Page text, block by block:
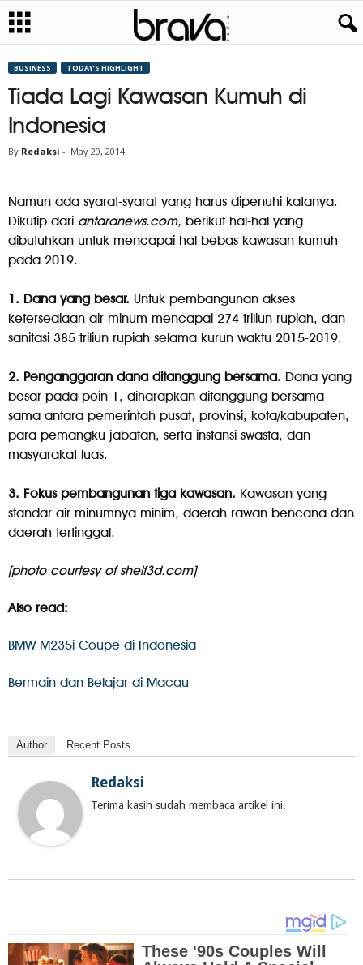
BUSINESS TODAY’S HIGHLIGHT
Tiada Lagi Kawasan Kumuh di
Indonesia
By Redaksi - May 20, 2014
Namun ada syarat-syarat yang harus dipenuhi katanya.
Dikutip dari antaranews.com, berikut hal-hal yang
dibutuhkan untuk mencapai hal bebas kawasan kumuh
pada 2019.
1. Dana yang besar. Untuk pembangunan akses
ketersediaan air minum mencapai 274 triliun rupiah, dan
sanitasi 385 triliun rupiah selama kurun waktu 2015-2019.
2. Penganggaran dana ditanggung bersama. Dana yang
besar pada poin 1, diharapkan ditanggung bersama-
sama antara pemerintah pusat, provinsi, kota/kabupaten,
para pemangku jabatan, serta instansi swasta, dan
masyarakat luas.
3. Fokus pembangunan tiga kawasan. Kawasan yang
standar air minumnya minim, daerah rawan bencana dan
daerah tertinggal.
[photo courtesy of shelf3d.com]
Also read:
BMW M235i Coupe di Indonesia
Bermain dan Belajar di Macau
Author Recent Posts
Redaksi
Terima kasih sudah membaca artikel ini.